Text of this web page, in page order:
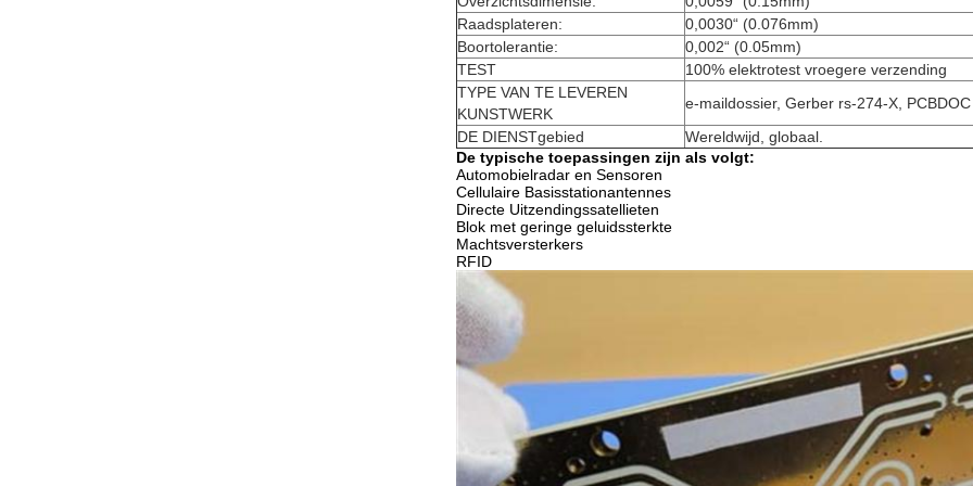
Raadsplateren:
0,0030“ (0.076mm)
Boortolerantie:
0,002“ (0.05mm)
TEST
100% elektrotest vroegere verzending
TYPE VAN TE LEVEREN
KUNSTWERK
e-maildossier, Gerber rs-274-X,
DE DIENSTgebied
Wereldwijd, globaal.
De typische toepassingen zijn als volgt:
Automobielradar en Sensoren
Cellulaire Basisstationantennes
Directe Uitzendingssatellieten
Blok met geringe geluidssterkte
Machtsversterkers
RFID